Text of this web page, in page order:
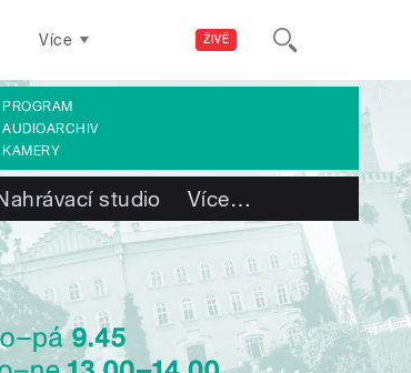
ŽIVĚ
Více
PROGRAM
AUDIOARCHIV
KAMERY
studio Více…